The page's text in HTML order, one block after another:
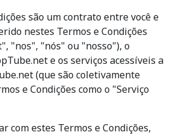
são um contrato entre você e
nestes Termos e Condições
"nos", "nós" ou "nosso"), o
e os serviços acessíveis a
(que são coletivamente
e Condições como o "Serviço
com estes Termos e Condições,